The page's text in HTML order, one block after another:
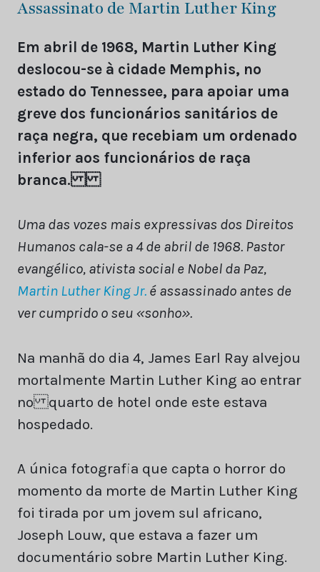
Assassinato de Martin Luther King
Em abril de 1968, Martin Luther King
deslocou-se à cidade Memphis, no
estado do Tennessee, para apoiar uma
greve dos funcionários sanitários de
raça negra, que recebiam um ordenado
inferior aos funcionários de raça
branca.
Uma das vozes mais expressivas dos Direitos
Humanos cala-se a 4 de abril de 1968. Pastor
evangélico, ativista social e Nobel da Paz,
Martin Luther King Jr. é assassinado antes de
ver cumprido o seu «sonho».
Na manhã do dia 4, James Earl Ray alvejou
mortalmente Martin Luther King ao entrar
no quarto de hotel onde este estava
hospedado.
A única fotografia que capta o horror do
momento da morte de Martin Luther King
foi tirada por um jovem sul africano,
Joseph Louw, que estava a fazer um
documentário sobre Martin Luther King.